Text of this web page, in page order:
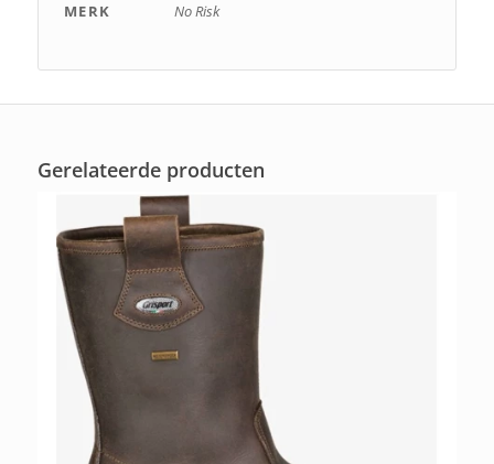
MERK No Risk
Gerelateerde producten